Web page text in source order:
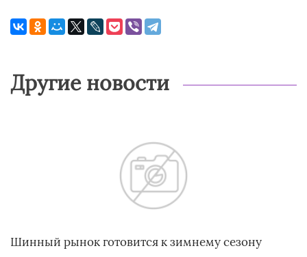
Другие новости
Шинный рынок готовится к зимнему сезону